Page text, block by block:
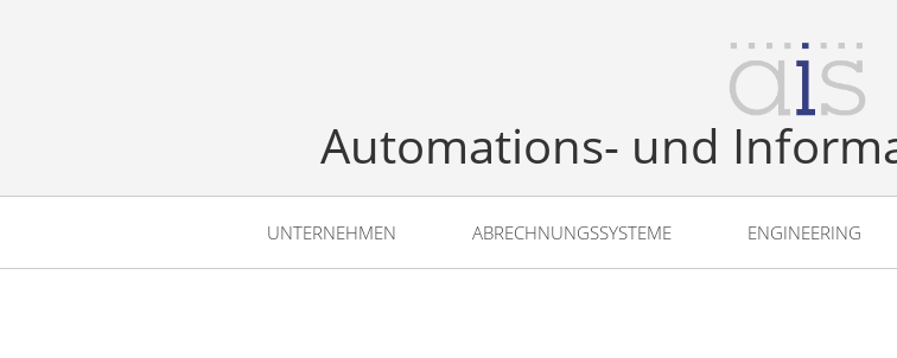
Automations- und
UNTERNEHMEN ABRECHNUNGSSYSTEME ENGINEERING